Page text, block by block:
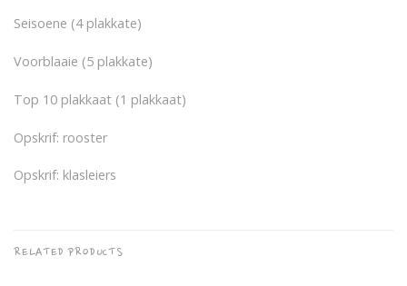
Seisoene (4 plakkate)
Voorblaaie (5 plakkate)
Top 10 plakkaat (1 plakkaat)
Opskrif: rooster
Opskrif: klasleiers
RELATED PRODUCTS